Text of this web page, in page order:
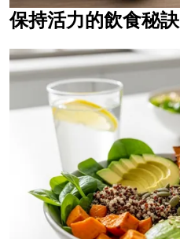
保持活力的飲食秘訣